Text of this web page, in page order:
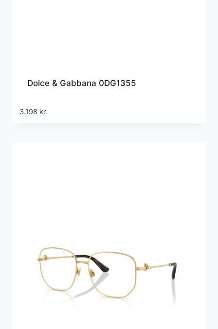
Dolce & Gabbana 0DG1355
3.198 kr.